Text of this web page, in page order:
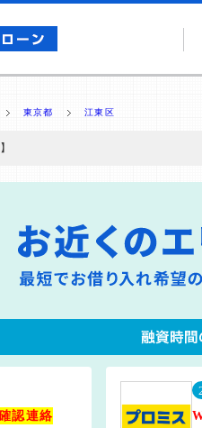
東京都 江東区
払われるという収益モデルです
た情報提供を行っています。
認連絡